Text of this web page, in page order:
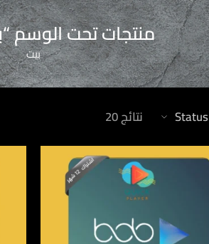
منتجات تحت الوسم
بيت
Status نتائج 20